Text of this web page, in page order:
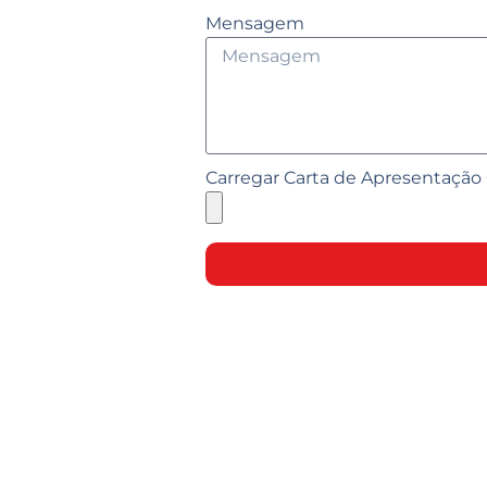
Mensagem
Carregar Carta de Apresentação